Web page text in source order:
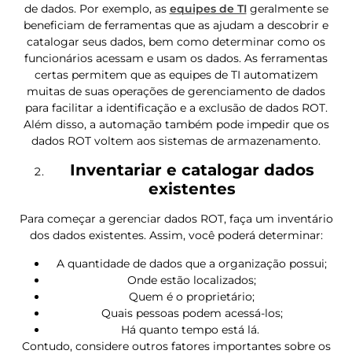
de dados. Por exemplo, as equipes de TIgeralmente se
beneficiam de ferramentas que as ajudam a descobrir e
catalogar seus dados, bem como determinar como os
funcionários acessam e usam os dados. As ferramentas
certas permitem que as equipes de TI automatizem
muitas de suas operações de gerenciamento de dados
para facilitar a identificação e a exclusão de dados ROT.
Além disso, a automação também pode impedir que os
dados ROT voltem aos sistemas de armazenamento.
Inventariar e catalogar dados
existentes
Para começar a gerenciar dados ROT, faça um inventário
dos dados existentes. Assim, você poderá determinar:
A quantidade de dados que a organização possui;
Onde estão localizados;
Quem é o proprietário;
Quais pessoas podem acessá-los;
Há quanto tempo está lá.
Contudo, considere outros fatores importantes sobre os